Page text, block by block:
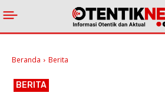
Beranda Berita
BERITA